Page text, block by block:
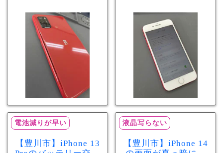
リー膨張のサインか
もしれません！バッ
テリー交換修理事例
最大容量70％で電池
の減りが早い症状も
当日60分で改善
電池減りが早い
【豊川市】iPhone 13
液晶写らない
【豊川市】iPhone 14